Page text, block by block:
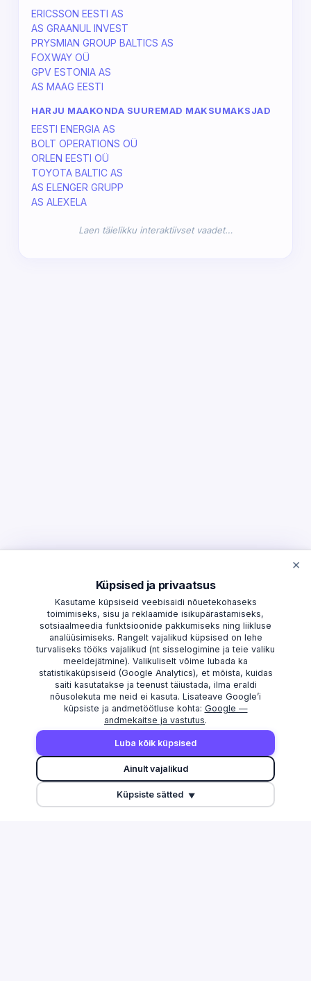
ERICSSON EESTI AS
AS GRAANUL INVEST
PRYSMIAN GROUP BALTICS AS
FOXWAY OÜ
GPV ESTONIA AS
AS MAAG EESTI
HARJU MAAKONDA SUUREMAD MAKSUMAKSJAD
EESTI ENERGIA AS
BOLT OPERATIONS OÜ
ORLEN EESTI OÜ
TOYOTA BALTIC AS
AS ELENGER GRUPP
AS ALEXELA
Laen täielikku interaktiivset vaadet…
AVASTAMA
Edetabel
MAAKONNAD
Harju maakond
Tartu maakond
Pärnu maakond
×
Küpsised ja privaatsus
Kasutame küpsiseid veebisaidi nõuetekohaseks
toimimiseks, sisu ja reklaamide isikupärastamiseks,
sotsiaalmeedia funktsioonide pakkumiseks ning liikluse
analüüsimiseks. Rangelt vajalikud küpsised on lehe
turvaliseks tööks vajalikud (nt sisselogimine ja teie valiku
meeldejätmine). Valikuliselt võime lubada ka
statistikaküpsiseid (Google Analytics), et mõista, kuidas
saiti kasutatakse ja teenust täiustada, ilma eraldi
nõusolekuta me neid ei kasuta. Lisateave Google’i
küpsiste ja andmetöötluse kohta: Google —
andmekaitse ja vastutus.
Luba kõik küpsised
Ainult vajalikud
Küpsiste sätted ▼